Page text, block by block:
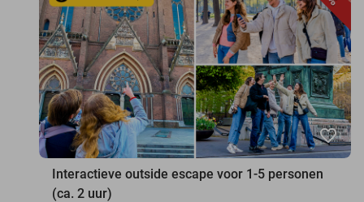
favorite_border
Interactieve outside escape voor 1-5 personen
(ca. 2 uur)